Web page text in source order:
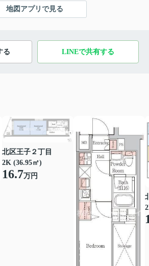
地図アプリで見る
る LINEで共有する
北区王子２丁目
2K (36.95㎡)
16.7万円